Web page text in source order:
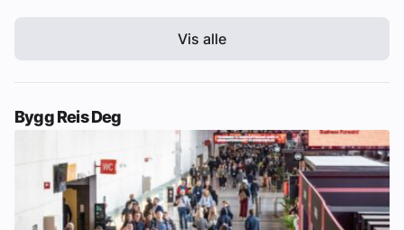
Vis alle
Bygg Reis Deg